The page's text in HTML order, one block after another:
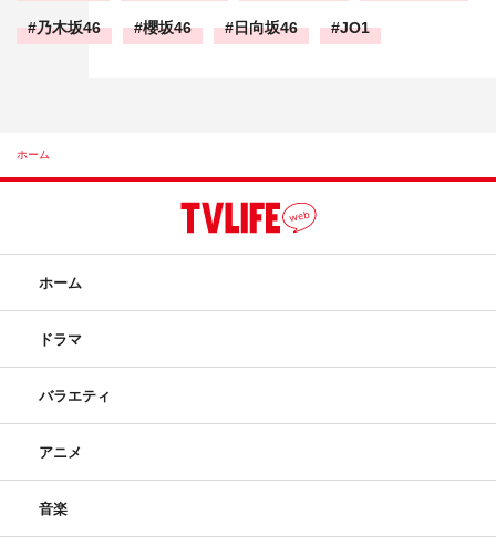
乃木坂46 櫻坂46 日向坂46 JO1
ホーム
ホーム
ドラマ
バラエティ
アニメ
音楽